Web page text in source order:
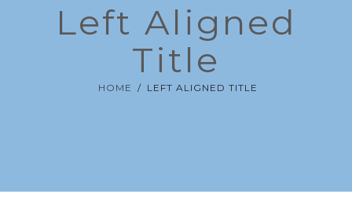
Left Aligned
Title
HOME LEFT ALIGNED TITLE